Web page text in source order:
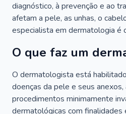
diagnóstico, à prevenção e ao
afetam a pele, as unhas, o
especialista em dermatologia é
O que faz um
O dermatologista está
doenças da pele e seus
procedimentos minimamente
dermatológicas com